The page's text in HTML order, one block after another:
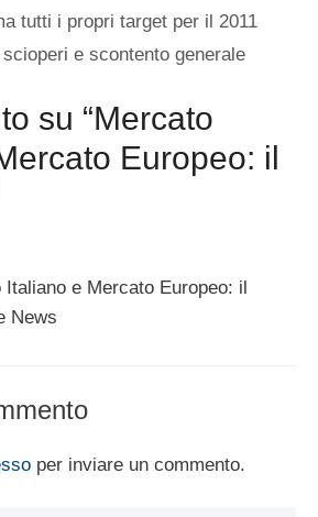
tutti i propri target per il 2011
e scontento generale
su “Mercato
Europeo: il
e Mercato Europeo: il
News
per inviare un commento.